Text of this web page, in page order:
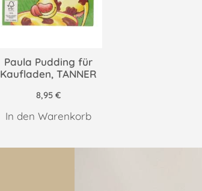
Paula Pudding für
Kaufladen, TANNER
8,95 €
In den Warenkorb